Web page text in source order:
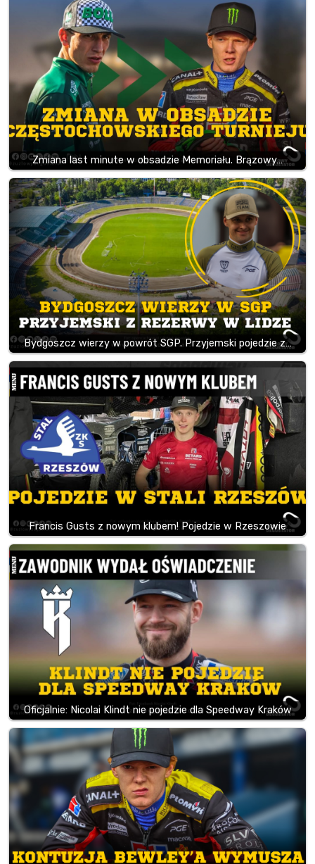
Zmiana last minute w obsadzie Memoriału. Brązowy…
Bydgoszcz wierzy w powrót SGP. Przyjemski pojedzie z…
Francis Gusts z nowym klubem! Pojedzie w Rzeszowie
Oficjalnie: Nicolai Klindt nie pojedzie dla Speedway Kraków